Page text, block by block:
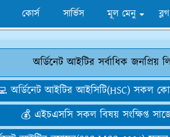
কোর্স সার্ভিস মূল মেনু ব্লগ
অর্ডিনেট আইটির সর্বাধিক জনপ্রিয়
👨‍💻 অর্ডিনেট আইটির আইসিটি(HSC) সকল
💰 এইচএসসি সকল বিষয় সংক্ষিপ্ত